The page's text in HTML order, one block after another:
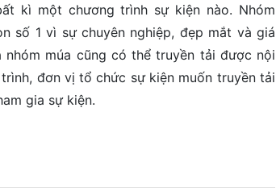
kì một chương trình sự kiện nào. Nhóm
số 1 vì sự chuyên nghiệp, đẹp mắt và giá
nhóm múa cũng có thể truyền tải được nội
đơn vị tổ chức sự kiện muốn truyền tải
gia sự kiện.